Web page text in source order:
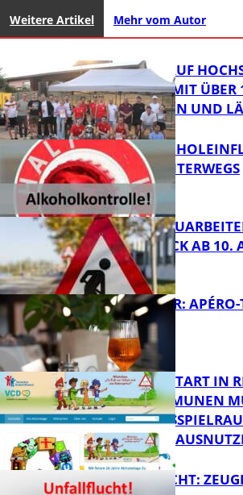
Weitere Artikel Mehr vom Autor
FB News
31. KERWELAUF
BEGEISTERT MIT ÜBER
LÄUFERINNEN UND
FB News
UNTER
SCOOTER UNTERWEGS
FB News
ÄNNJERRÜCK AB 10.
FB Kultur
HOT SUMMER: APÉRO-
LUMA
ZUM SCHULSTART IN
PFALZ: KOMMUNEN
SCHULWEGE
UNFALLFLUCHT: